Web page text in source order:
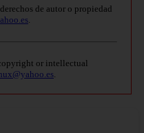
de autor o propiedad
.
or intellectual
.